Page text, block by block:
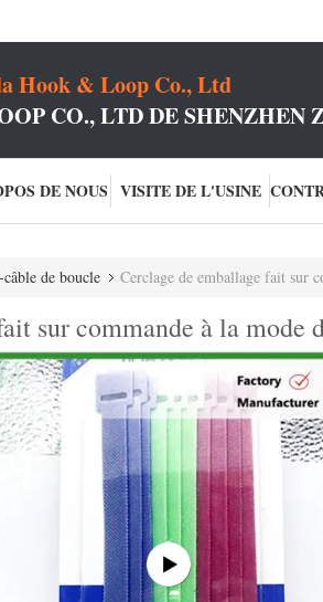
Hook & Loop Co., Ltd
CO., LTD DE SHENZHEN
DE NOUS VISITE DE L'USINE
de boucle Cerclage de emballage fait sur
sur commande à la mode